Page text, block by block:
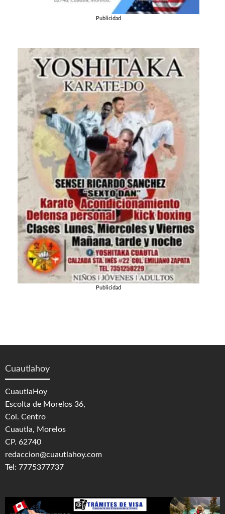
Publicidad
Publicidad
Cuautlahoy
CuautlaHoy
Escolta de Morelos 36,
Col. Centro
Cuautla, Morelos
CP. 62740
redaccion@cuautlahoy.com
Tel: 7775377737